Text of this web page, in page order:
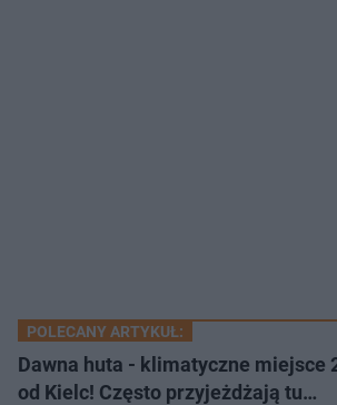
POLECANY ARTYKUŁ:
Dawna huta - klimatyczne miejsce
od Kielc! Często przyjeżdżają tu…